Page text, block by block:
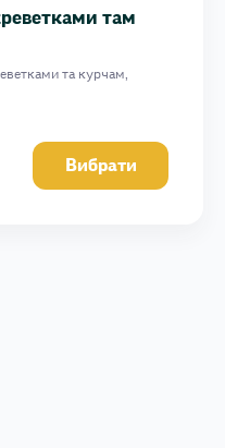
там
та курчам,
Вибрати